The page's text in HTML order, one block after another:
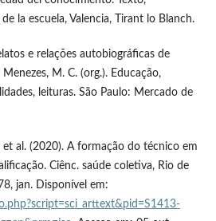
la escuela, Valencia, Tirant lo Blanch.
e relações autobiográficas de
M. C. (org.). Educação,
leituras. São Paulo: Mercado de
et al. (2020). A formação do técnico em
Ciênc. saúde coletiva, Rio de
jan. Disponível em: